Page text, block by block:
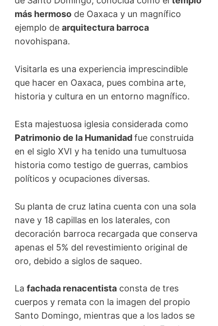
más hermoso de Oaxaca y un magnífico
ejemplo de arquitectura barroca
novohispana.
Visitarla es una experiencia imprescindible
que hacer en Oaxaca, pues combina arte,
historia y cultura en un entorno magnífico.
Esta majestuosa iglesia considerada como
Patrimonio de la Humanidadfue construida
en el siglo XVI y ha tenido una tumultuosa
historia como testigo de guerras, cambios
políticos y ocupaciones diversas.
Su planta de cruz latina cuenta con una sola
nave y 18 capillas en los laterales, con
decoración barroca recargada que conserva
apenas el 5% del revestimiento original de
oro, debido a siglos de saqueo.
La fachada renacentista consta de tres
cuerpos y remata con la imagen del propio
Santo Domingo, mientras que a los lados se